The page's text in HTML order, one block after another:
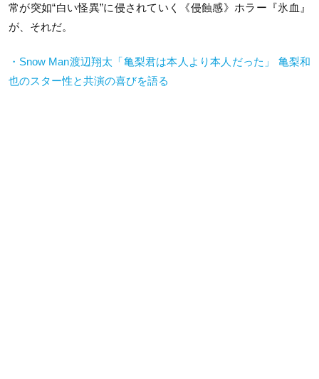
常が突如“白い怪異”に侵されていく《侵蝕感》ホラー『氷血』
が、それだ。
・Snow Man渡辺翔太「亀梨君は本人より本人だった」 亀梨和
也のスター性と共演の喜びを語る